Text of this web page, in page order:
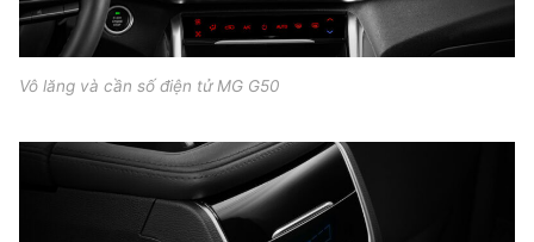
Vô lăng và cần số điện tử MG G50